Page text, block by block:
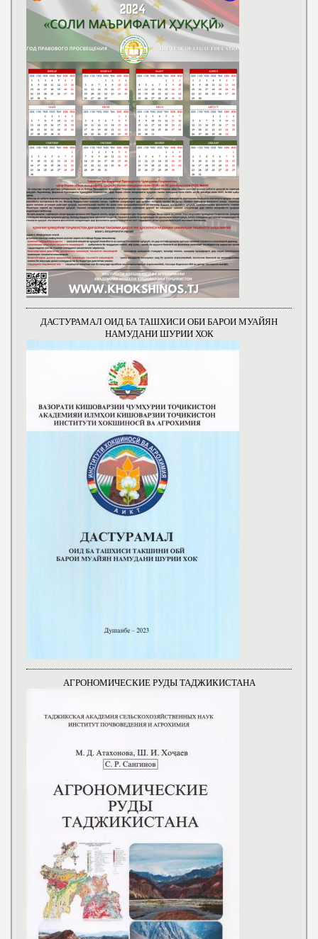
ДАСТУРАМАЛ ОИД БА ТАШХИСИ ОБИ БАРОИ МУАЙЯН
НАМУДАНИ ШУРИИ ХОК
АГРОНОМИЧЕСКИЕ РУДЫ ТАДЖИКИСТАНА